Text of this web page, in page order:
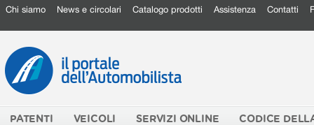
Chi siamo News e circolari Catalogo prodotti Assistenza Contatti
PATENTI VEICOLI SERVIZI ONLINE CODICE